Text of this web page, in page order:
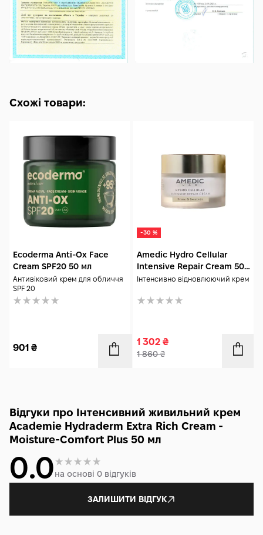
Схожі товари:
Ecoderma Anti-Ox Face
Cream SPF20 50 мл
Антивіковий крем для обличчя
SPF 20
901 ₴
-30 %
Amedic Hydro Cellular
Intensive Repair Cream 50
мл
Інтенсивно відновлюючий крем
1 302 ₴
1 860₴
Відгуки про Інтенсивний живильний крем
Academie Hydraderm Extra Rich Cream -
Moisture-Comfort Plus 50 мл
0.0на основі 0 відгуків
ЗАЛИШИТИ ВІДГУК